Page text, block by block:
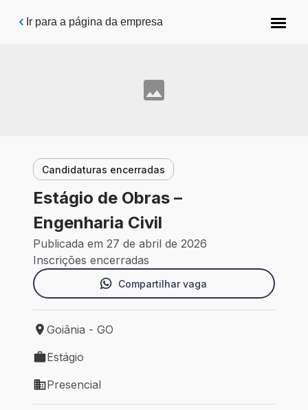
Pular para o conteúdo principal
Ir para a página da empresa
Candidaturas encerradas
Estágio de Obras –
Engenharia Civil
Publicada em 27 de abril de 2026
Inscrições encerradas
Compartilhar vaga
Local de trabalho: Goiânia - GO
Goiânia - GO
Tipo de vaga: Estágio
Estágio
Modelo de trabalho: Presencial
Presencial